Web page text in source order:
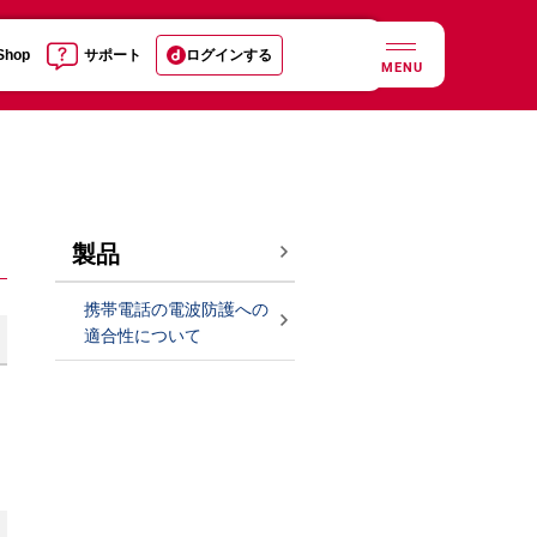
サポート ログインする
MENU
製品
携帯電話の電波防護への
適合性について